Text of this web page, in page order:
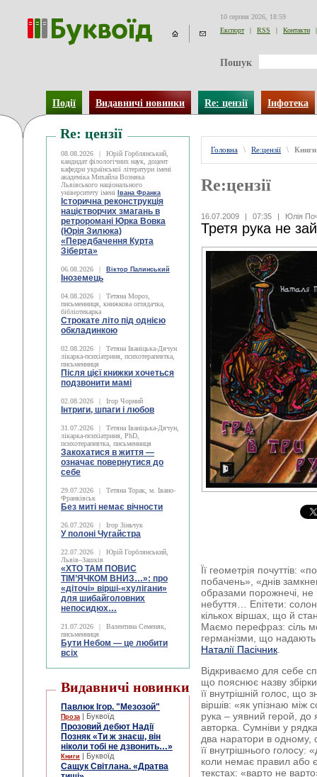
10 серпня 2026, 18:59
Експорт
| RSS | Контакти |
Пошук
Події Видавничі новинки Re: цензії Інфотека
Re: цензії
08.08.2026 |
Юрій Горблянський,
кандидат філологічних наук, доцент
кафедри української літератури імені
академіка Михайла Возняка
Львівського національного
університету імені
Івана Франка
Історична реконструкція
націєтворчих змагань в
ретроромані Юрка Вовка
(Юрія Зилюка)
«Передбачення Курта
Зіберта»
06.08.2026 | Віктор Палинський
Іноземець
04.08.2026 |
Тетяна Мороз,
письменниця, книжкова оглядачка,
бібліотекарка
Строкате літо під однією
обкладинкою
02.08.2026 |
Тетяна Іваніцька-Дячун
лікарка-психіатриня, психотерапевтка,
письменниця
Після цієї книжки хочеться
подзвонити мамі
02.08.2026 | Ігор Чорний
Інтриги, шпаги і любов
31.07.2026 |
Тетяна Іваніцька-Дячун,
лікарка-психіатриня, PhD,
психотерапевтка, письменниця
Закохатися в життя —
означає повернутися до
себе
29.07.2026 |
Тетяна Торак, м. Івано-
Франківськ
Без миті немає вічности
26.07.2026 | Ігор Зіньчук
У полоні Чугайстра
22.07.2026 |
Юрій Горблянський,
Львів–Зашків
«ХТО ТАМ ПОВИС
ТІМ’ЯЧКОМ ВНИЗ…»: про
«діточі» вірші-«хулігани»
для шибайголовних
непосидюх…
21.07.2026 |
Валентина Семеняк,
письменниця
Бути Небом ― це любити
всіх
Видавничі новинки
Павлюк Ігор. "Мезозой"
Проза | Буквоїд
Прозовий дебют Надії
Позняк «Ти ж знаєш, він
ніколи тобі не дзвонить…»
Книги | Буквоїд
Сащук Світлана. «Дратва
Головна \ Re:цензії \ Книги
Re:цензії
16.07.2009 | 07:35 | Юлія
Третя рука не
Її геометрія почуттів:
побачень», «днів
образами порожнечі, не
небуття… Епітети:
кількох віршах, що й
Маємо перефраз: сіль
германізми, що
Наталії Пасічник
Відкриваємо для себе
що пояснює назву
її внутрішній голос, що
віршів: «як упізнаю між
рука – уявний герой, до
авторка. Сумніви у
два наратори в одному,
її внутрішнього голосу:
коли немає правил або
текстах: «варто не